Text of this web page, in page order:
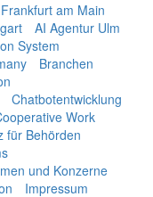
am Main
AI Agentur Ulm
System
Branchen
Chatbotentwicklung
Work
für Behörden
und Konzerne
Impressum